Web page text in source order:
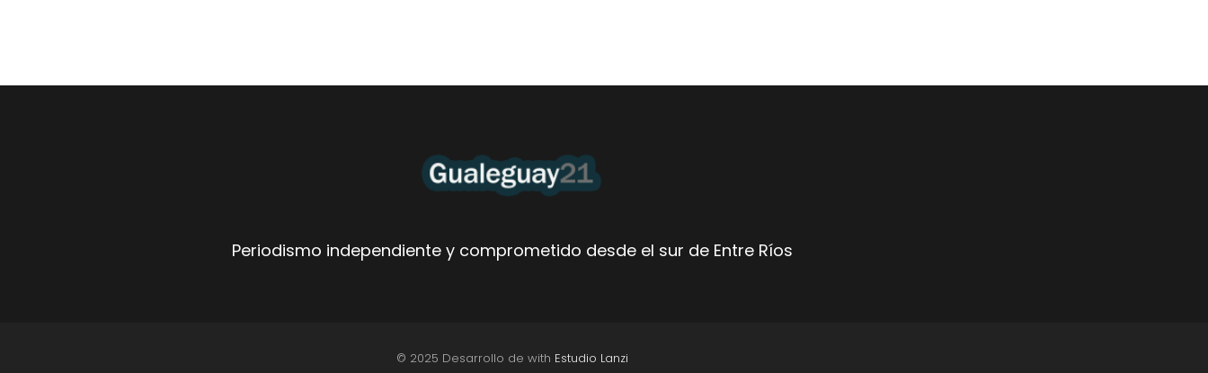
Periodismo independiente y comprometido desde el sur de Entre Ríos
© 2025 Desarrollo de with Estudio Lanzi